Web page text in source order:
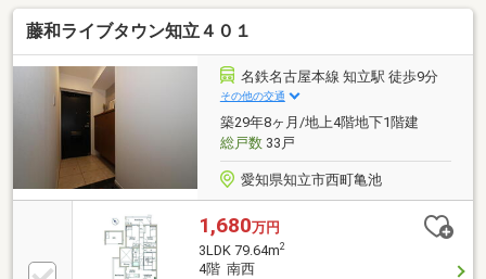
徒歩15分圏内で子育て世代にも適した環境です。●敷
地外の駐車場が複数台空きあり（5月10日現在）●敷地
内綺麗にお掃除されています！他にもオススメがイッ
パイ！お気軽にお問い合わせください！！
藤和ライブタウン知立４０１
名鉄名古屋本線 知立駅 徒歩9分
その他の交通
築29年8ヶ月/地上4階地下1階建
総戸数33戸
愛知県知立市西町亀池
1,680万円
3LDK 79.64m2
4階 南西